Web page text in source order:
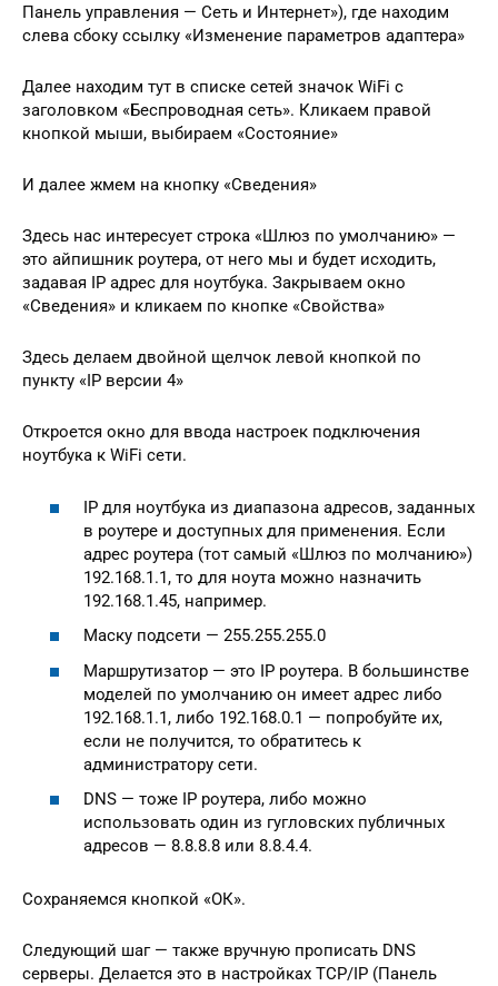
Панель управления — Сеть и Интернет»), где находим
слева сбоку ссылку «Изменение параметров адаптера»
Далее находим тут в списке сетей значок WiFi с
заголовком «Беспроводная сеть». Кликаем правой
кнопкой мыши, выбираем «Состояние»
И далее жмем на кнопку «Сведения»
Здесь нас интересует строка «Шлюз по умолчанию» —
это айпишник роутера, от него мы и будет исходить,
задавая IP адрес для ноутбука. Закрываем окно
«Сведения» и кликаем по кнопке «Свойства»
Здесь делаем двойной щелчок левой кнопкой по
пункту «IP версии 4»
Откроется окно для ввода настроек подключения
ноутбука к WiFi сети.
IP для ноутбука из диапазона адресов, заданных
в роутере и доступных для применения. Если
адрес роутера (тот самый «Шлюз по молчанию»)
192.168.1.1, то для ноута можно назначить
192.168.1.45, например.
Маску подсети — 255.255.255.0
Маршрутизатор — это IP роутера. В большинстве
моделей по умолчанию он имеет адрес либо
192.168.1.1, либо 192.168.0.1 — попробуйте их,
если не получится, то обратитесь к
администратору сети.
DNS — тоже IP роутера, либо можно
использовать один из гугловских публичных
адресов — 8.8.8.8 или 8.8.4.4.
Сохраняемся кнопкой «ОК».
Следующий шаг — также вручную прописать DNS
серверы. Делается это в настройках TCP/IP (Панель